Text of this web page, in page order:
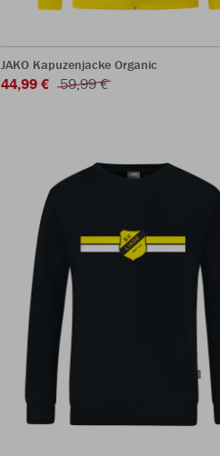
JAKO Kapuzenjacke Organic
44,99 € 59,99 €